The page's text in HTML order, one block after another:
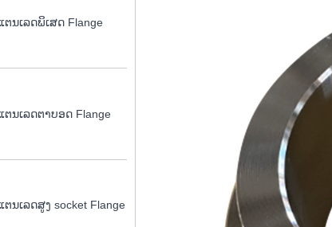
ຕນເລດພິເສດ Flange
ຕນເລດຕາບອດ Flange
ຕນເລດສູງ socket Flange